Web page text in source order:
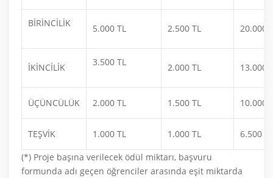
BİRİNCİLİK 5.000 TL 2.500 TL 20.000
İKİNCİLİK 3.500 TL 2.000 TL 13.000
ÜÇÜNCÜLÜK 2.000 TL 1.500 TL 10.000
TEŞVİK 1.000 TL 1.000 TL
6.500 TL
(*) Proje başına verilecek ödül miktarı, başvuru
formunda adı geçen öğrenciler arasında eşit miktarda